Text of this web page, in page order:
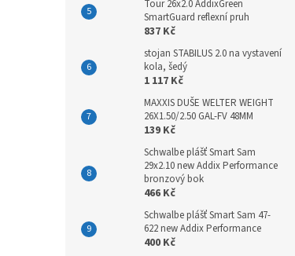
Tour 26x2.0 AddixGreen
SmartGuard reflexní pruh
837 Kč
stojan STABILUS 2.0 na vystavení
kola, šedý
1 117 Kč
MAXXIS DUŠE WELTER WEIGHT
26X1.50/2.50 GAL-FV 48MM
139 Kč
Schwalbe plášť Smart Sam
29x2.10 new Addix Performance
bronzový bok
466 Kč
Schwalbe plášť Smart Sam 47-
622 new Addix Performance
400 Kč